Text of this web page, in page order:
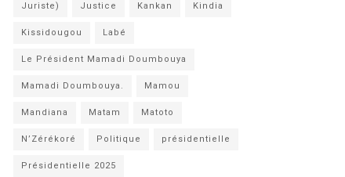
Juriste) Justice Kankan Kindia
Kissidougou Labé
Le Président Mamadi Doumbouya
Mamadi Doumbouya. Mamou
Mandiana Matam Matoto
N’Zérékoré Politique présidentielle
Présidentielle 2025